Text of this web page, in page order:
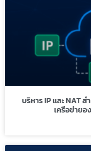
บริหาร IP และ NAT
เครือข่ายอ